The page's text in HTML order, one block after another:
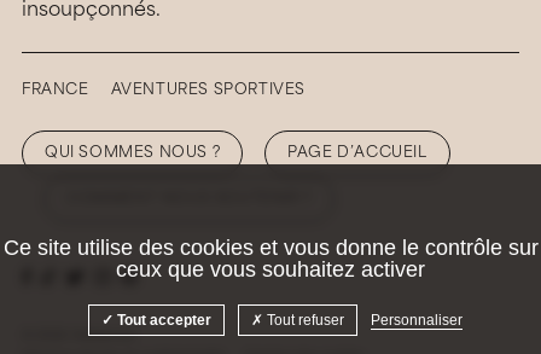
insoupçonnés.
FRANCE AVENTURES SPORTIVES
QUI SOMMES NOUS ? PAGE D’ACCUEIL
© 2026 Hellolaroux
Ce site utilise des cookies et vous donne le contrôle sur
ceux que vous souhaitez activer
Tout accepter Tout refuser Personnaliser